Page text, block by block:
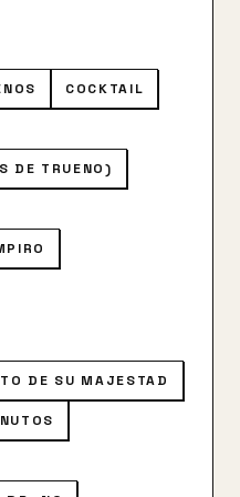
COCKTAIL
DE TRUENO)
DE SU MAJESTAD